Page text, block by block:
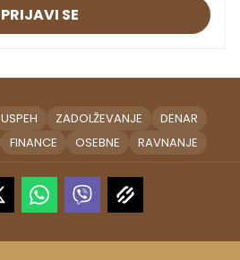
PRIJAVI SE
USPEH ZADOLŽEVANJE
DENAR
FINANCE OSEBNE RAVNANJE